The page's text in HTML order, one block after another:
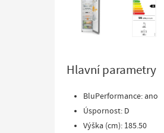
Hlavní parametry
BluPerformance: ano
Úspornost: D
Výška (cm): 185.50